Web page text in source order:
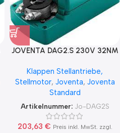
JOVENTA DAG2.S 230V 32NM
Klappen Stellantriebe,
Stellmotor, Joventa, Joventa
Standard
Artikelnummer: Jo-DAG2S
203,63 € Preis inkl. MwSt. zzgl.